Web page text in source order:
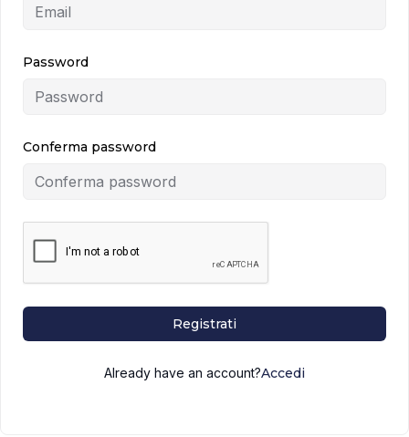
Password
Conferma password
Registrati
Already have an account?Accedi